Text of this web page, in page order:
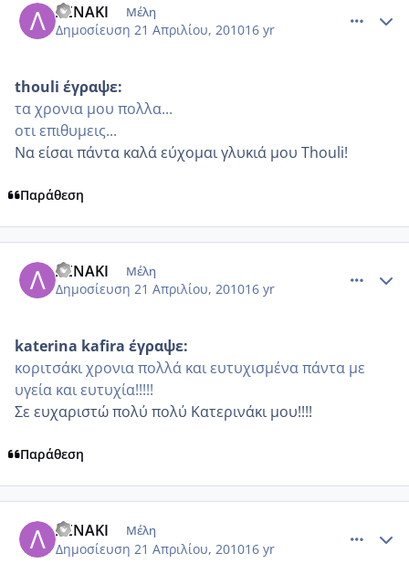
ΛΕΝΑΚΙ Μέλη
Δημοσίευση 21 Απριλίου, 201016 yr
thouli έγραψε:
τα χρονια μου πολλα...
οτι επιθυμεις...
Να είσαι πάντα καλά εύχομαι γλυκιά μου Thouli!
Παράθεση
ΛΕΝΑΚΙ Μέλη
Δημοσίευση 21 Απριλίου, 201016 yr
katerina kafira έγραψε:
κοριτσάκι χρονια πολλά και ευτυχισμένα πάντα με
υγεία και ευτυχία!!!!!
Σε ευχαριστώ πολύ πολύ Κατερινάκι μου!!!!
Παράθεση
ΛΕΝΑΚΙ Μέλη
Δημοσίευση 21 Απριλίου, 201016 yr